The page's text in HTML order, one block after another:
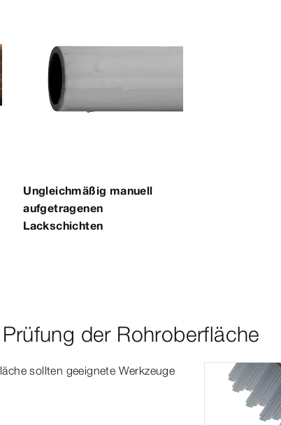
Ungleichmäßig manuell
aufgetragenen
Lackschichten
der Rohroberfläche
sollten geeignete Werkzeuge